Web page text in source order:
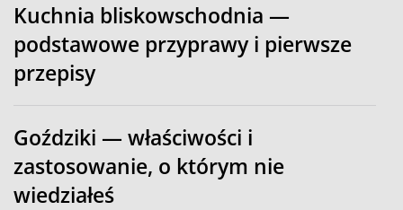
Kuchnia bliskowschodnia —
podstawowe przyprawy i pierwsze
przepisy
Goździki — właściwości i
zastosowanie, o którym nie
wiedziałeś